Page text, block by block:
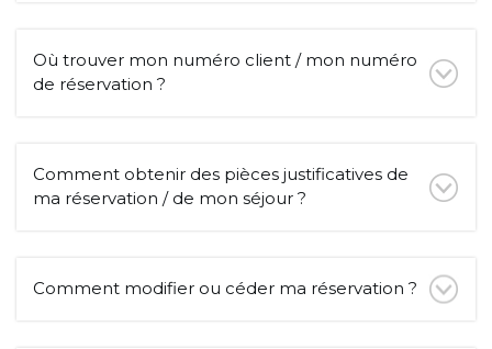
Où trouver mon numéro client / mon numéro
de réservation ?
Comment obtenir des pièces justificatives de
ma réservation / de mon séjour ?
Comment modifier ou céder ma réservation ?